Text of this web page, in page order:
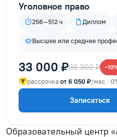
Уголовное право
256–512 ч Диплом
Высшее или среднее
33 000 ₽36 300 ₽
рассрочка от 6 050 ₽/мес ·
Записаться
Образовательный центр